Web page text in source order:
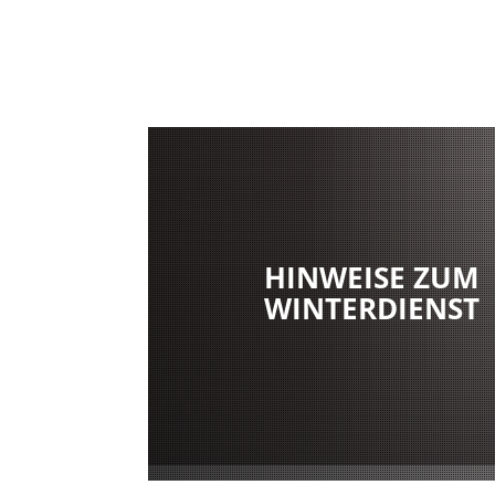
HINWEISE ZUM
WINTERDIENST